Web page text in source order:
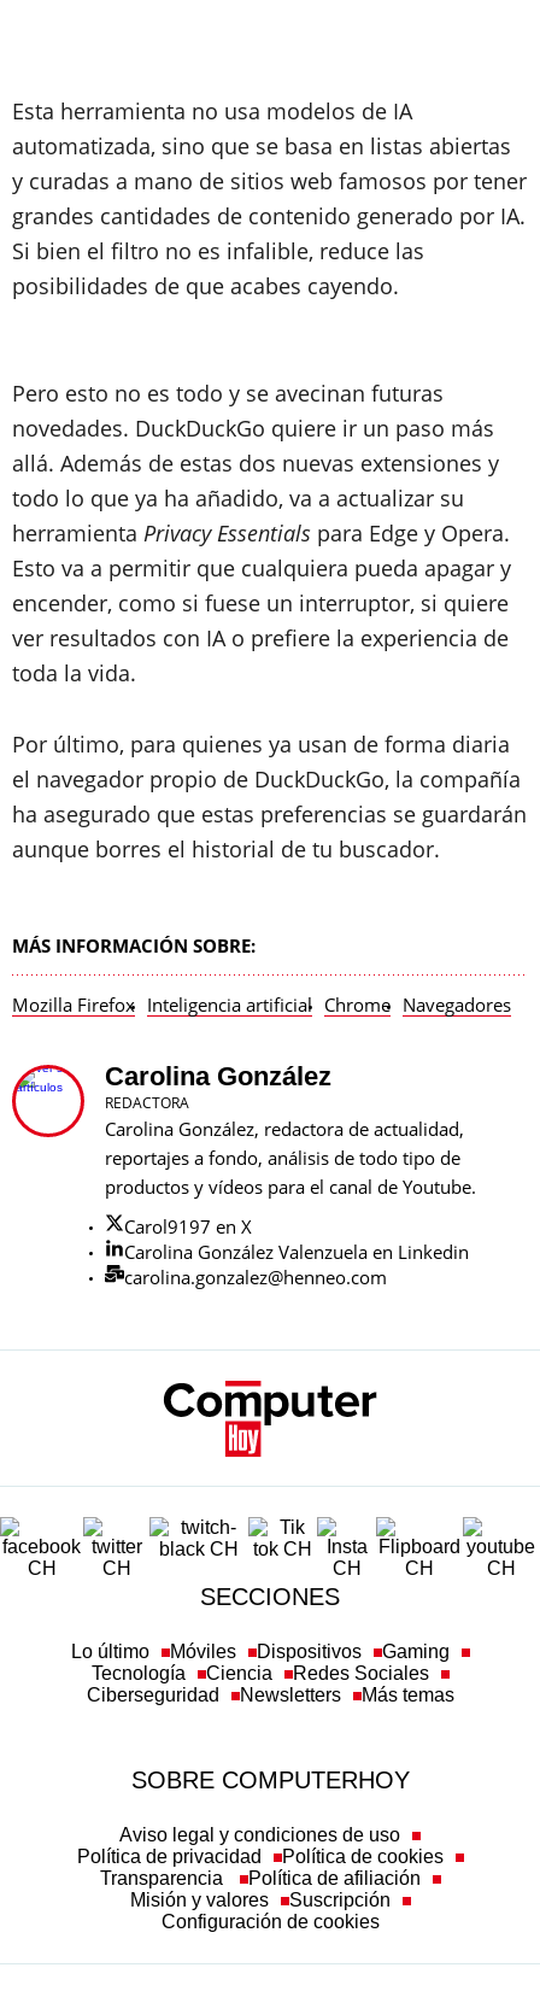
Esta herramienta no usa modelos de IA
automatizada, sino que se basa en listas abiertas
y curadas a mano de sitios web famosos por tener
grandes cantidades de contenido generado por IA.
Si bien el filtro no es infalible, reduce las
posibilidades de que acabes cayendo.
Pero esto no es todo y se avecinan futuras
novedades. DuckDuckGo quiere ir un paso más
allá. Además de estas dos nuevas extensiones y
todo lo que ya ha añadido, va a actualizar su
herramienta Privacy Essentials para Edge y Opera.
Esto va a permitir que cualquiera pueda apagar y
encender, como si fuese un interruptor, si quiere
ver resultados con IA o prefiere la experiencia de
toda la vida.
Por último, para quienes ya usan de forma diaria
el navegador propio de DuckDuckGo, la compañía
ha asegurado que estas preferencias se guardarán
aunque borres el historial de tu buscador.
MÁS INFORMACIÓN SOBRE:
Mozilla Firefox Inteligencia artificial Chrome Navegadores
Carolina González
REDACTORA
Carolina González, redactora de actualidad,
reportajes a fondo, análisis de todo tipo de
productos y vídeos para el canal de Youtube.
Carol9197 en X
Carolina González Valenzuela en Linkedin
carolina.gonzalez@henneo.com
SECCIONES
Lo último Móviles Dispositivos
Gaming
Tecnología
Ciencia
Redes Sociales
Ciberseguridad
Newsletters Más temas
SOBRE COMPUTERHOY
Aviso legal y condiciones de uso
Política de privacidad
Política de cookies
Transparencia
Política de afiliación
Misión y valores
Suscripción
Configuración de cookies